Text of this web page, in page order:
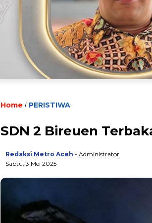
Home / PERISTIWA
SDN 2 Bireuen
Redaksi Metro Aceh - Administrator
Sabtu, 3 Mei 2025